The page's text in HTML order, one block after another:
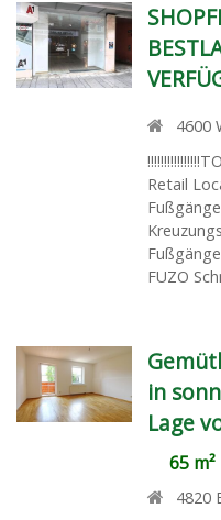
4600
Retail
FUZO
in
Lage
65 m²
4820